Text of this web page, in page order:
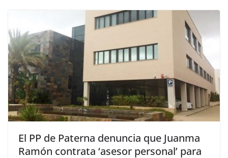
El PP de Paterna denuncia que Juanma
Ramón contrata ‘asesor personal’ para